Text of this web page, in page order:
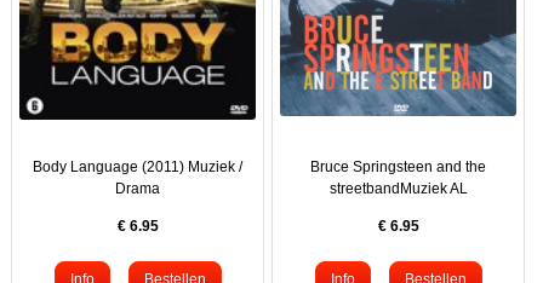
Body Language (2011) Muziek /
Drama
€ 6.95
Bruce Springsteen and the
streetbandMuziek AL
€ 6.95